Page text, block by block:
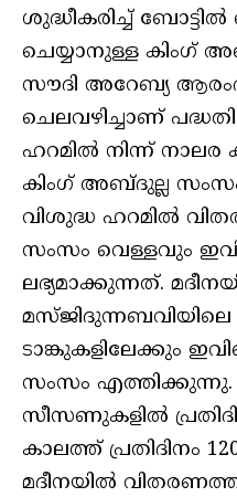
ശുദ്ധീകരിച്ച്
ചെയ്യാനുള്ള കിംഗ്
സൗദി അറേബ്യ
ചെലവഴിച്ചാണ്
ഹറമില്‍ നിന്ന് നാലര
കിംഗ് അബ്ദുല്ല സംസം
വിശുദ്ധ ഹറമില്‍
സംസം വെള്ളവും
ലഭ്യമാക്കുന്നത്.
ടാങ്കുകളിലേക്കും
സംസം എത്തിക്കുന്നു.
സീസണുകളില്‍
കാലത്ത് പ്രതിദിനം
മദീനയില്‍